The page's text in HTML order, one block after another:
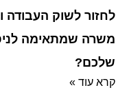
לחזור לשוק העבודה
משרה שמתאימה
שלכם?
קרא עוד »